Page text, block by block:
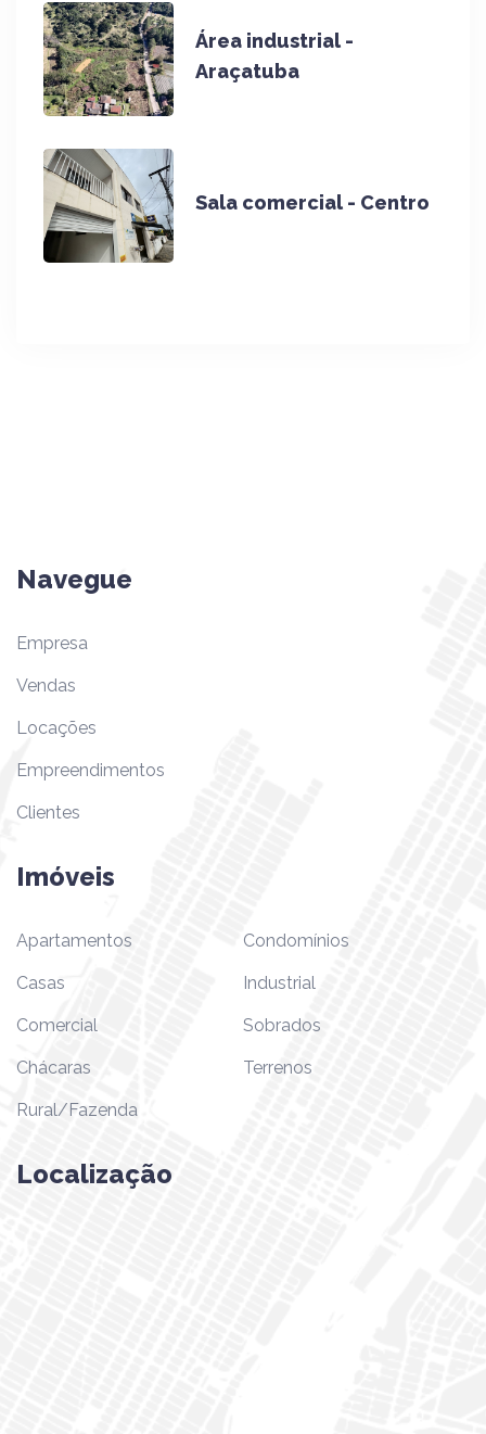
Área industrial -
Araçatuba
Sala comercial - Centro
Navegue
Empresa
Vendas
Locações
Empreendimentos
Clientes
Imóveis
Apartamentos
Casas
Comercial
Chácaras
Rural/Fazenda
Condomínios
Industrial
Sobrados
Terrenos
Localização